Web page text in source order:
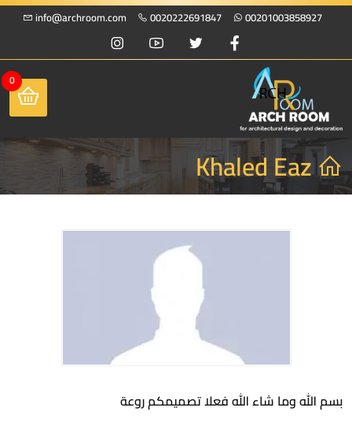
00201003858927
0020222691847
info@archroom.com
0
Khaled Eaz
بسم الله وما شاء الله فعلا تصميمكم روعة